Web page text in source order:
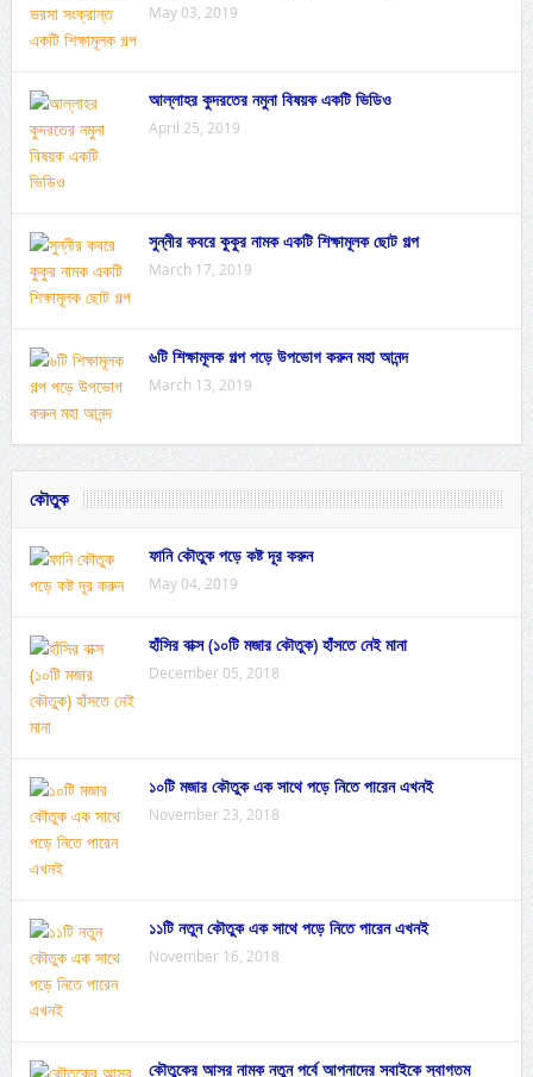
May 03, 2019
আল্লাহর কুদরতের নমুনা বিষয়ক একটি ভিডিও
April 25, 2019
সুন্নীর কবরে কুকুর নামক একটি শিক্ষামূলক ছোট গল্প
March 17, 2019
৬টি শিক্ষামূলক গল্প পড়ে উপভোগ করুন মহা আনন্দ
March 13, 2019
কৌতুক
ফানি কৌতুক পড়ে কষ্ট দূর করুন
May 04, 2019
হাঁসির বাক্স (১০টি মজার কৌতুক) হাঁসতে নেই মানা
December 05, 2018
১০টি মজার কৌতুক এক সাথে পড়ে নিতে পারেন এখনই
November 23, 2018
১১টি নতুন কৌতুক এক সাথে পড়ে নিতে পারেন এখনই
November 16, 2018
কৌতুকের আসর নামক নতুন পর্বে আপনাদের সবাইকে স্বাগতম